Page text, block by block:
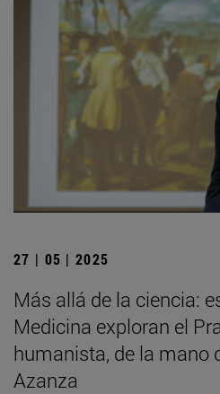
27 | 05 | 2025
Más allá de la ciencia:
Medicina exploran el
humanista, de la mano
Azanza